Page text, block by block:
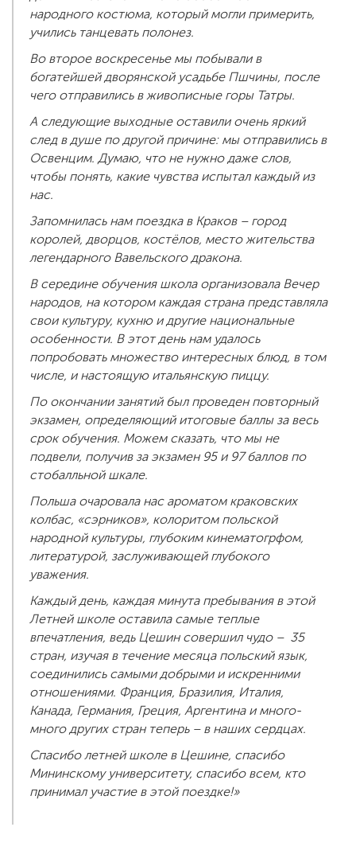
народного костюма, который могли примерить,
учились танцевать полонез.
Во второе воскресенье мы побывали в
богатейшей дворянской усадьбе Пшчины, после
чего отправились в живописные горы Татры.
А следующие выходные оставили очень яркий
след в душе по другой причине: мы отправились в
Освенцим. Думаю, что не нужно даже слов,
чтобы понять, какие чувства испытал каждый из
нас.
Запомнилась нам поездка в Краков – город
королей, дворцов, костёлов, место жительства
легендарного Вавельского дракона.
В середине обучения школа организовала Вечер
народов, на котором каждая страна представляла
свои культуру, кухню и другие национальные
особенности. В этот день нам удалось
попробовать множество интересных блюд, в том
числе, и настоящую итальянскую пиццу.
По окончании занятий был проведен повторный
экзамен, определяющий итоговые баллы за весь
срок обучения. Можем сказать, что мы не
подвели, получив за экзамен 95 и 97 баллов по
стобалльной шкале.
Польша очаровала нас ароматом краковских
колбас, «сэрников», колоритом польской
народной культуры, глубоким кинематогрфом,
литературой, заслуживающей глубокого
уважения.
Каждый день, каждая минута пребывания в этой
Летней школе оставила самые теплые
впечатления, ведь Цешин совершил чудо – 35
стран, изучая в течение месяца польский язык,
соединились самыми добрыми и искренними
отношениями. Франция, Бразилия, Италия,
Канада, Германия, Греция, Аргентина и много-
много других стран теперь – в наших сердцах.
Спасибо летней школе в Цешине, спасибо
Мининскому университету, спасибо всем, кто
принимал участие в этой поездке!»